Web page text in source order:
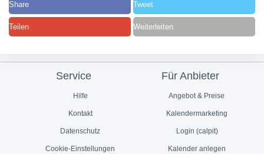
Share Tweet
Teilen Weiterleiten
Service
Hilfe
Kontakt
Datenschutz
Cookie-Einstellungen
Für Anbieter
Angebot & Preise
Kalendermarketing
Login (calpit)
Kalender anlegen